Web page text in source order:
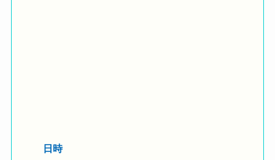
日時